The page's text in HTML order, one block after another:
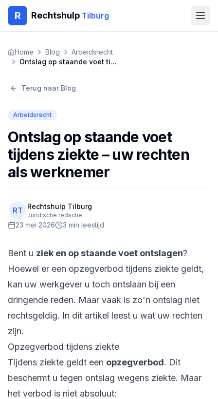
R Rechtshulp Tilburg
Home
🇳🇱 Nederlands
🇸🇦 العربية 🇵🇱 Polski 🇧🇬 Български
🇷🇴 Română
Home Blog
Arbeidsrecht
Ontslag op staande voet tijdens ziekte – uw rechten als werknemer
Terug naar Blog
Arbeidsrecht
Ontslag op staande voet
tijdens ziekte – uw rechten
als werknemer
RT Rechtshulp Tilburg
Juridische redactie
23 mei 2026 3 min leestijd
Bent u ziek en op staande voet ontslagen?
Hoewel er een opzegverbod tijdens ziekte geldt,
kan uw werkgever u toch ontslaan bij een
dringende reden. Maar vaak is zo'n ontslag niet
rechtsgeldig. In dit artikel leest u wat uw rechten
zijn.
Opzegverbod tijdens ziekte
Tijdens ziekte geldt een opzegverbod. Dit
beschermt u tegen ontslag wegens ziekte. Maar
het verbod is niet absoluut: